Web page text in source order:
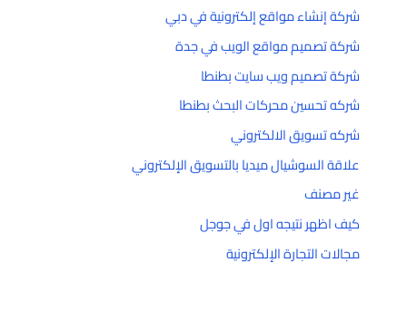
شركة إنشاء مواقع إلكترونية في دبي
شركة تصميم مواقع الويب في جدة
شركة تصميم ويب سايت بطنطا
شركه تحسين محركات البحث بطنطا
شركه تسويق الالكتروني
علاقة السوشيال ميديا بالتسويق الإلكتروني
غير مصنف
كيف اظهر نتيجه اول في جوجل
مجالات التجارة الإلكترونية